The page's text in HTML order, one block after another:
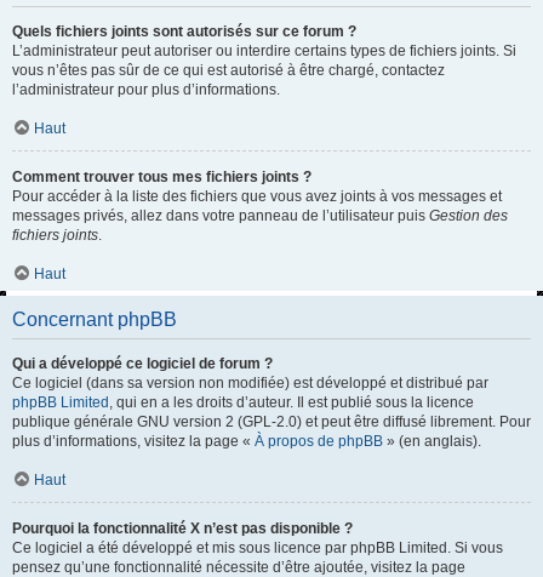
Quels fichiers joints sont autorisés sur ce forum ?
L’administrateur peut autoriser ou interdire certains types de fichiers joints. Si
vous n’êtes pas sûr de ce qui est autorisé à être chargé, contactez
l’administrateur pour plus d’informations.
Haut
Comment trouver tous mes fichiers joints ?
Pour accéder à la liste des fichiers que vous avez joints à vos messages et
messages privés, allez dans votre panneau de l’utilisateur puis Gestion des
fichiers joints.
Haut
Concernant phpBB
Qui a développé ce logiciel de forum ?
Ce logiciel (dans sa version non modifiée) est développé et distribué par
phpBB Limited , qui en a les droits d’auteur. Il est publié sous la licence
publique générale GNU version 2 (GPL-2.0) et peut être diffusé librement. Pour
plus d’informations, visitez la page « À propos de phpBB » (en anglais).
Haut
Pourquoi la fonctionnalité X n’est pas disponible ?
Ce logiciel a été développé et mis sous licence par phpBB Limited. Si vous
pensez qu’une fonctionnalité nécessite d’être ajoutée, visitez la page